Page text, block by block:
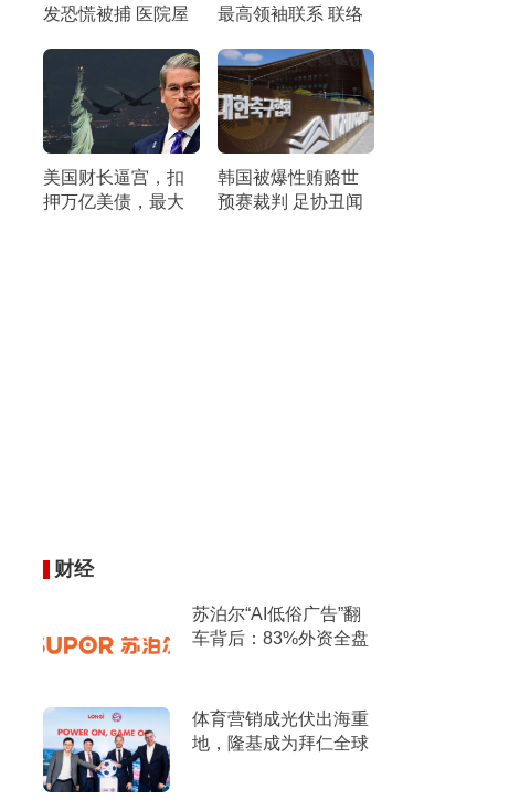
发恐慌被捕 医院屋
最高领袖联系 联络
美国财长逼宫，扣
押万亿美债，最大
韩国被爆性贿赂世
预赛裁判 足协丑闻
财经
苏泊尔“AI低俗广告”翻
车背后：83%外资全盘
体育营销成光伏出海重
地，隆基成为拜仁全球